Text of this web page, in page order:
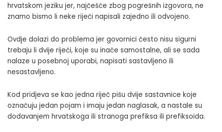
hrvatskom jeziku jer, najčešće zbog pogrešnih izgovora, ne
znamo bismo li neke riječi napisali zajedno ili odvojeno.
Ovdje dolazi do problema jer govornici često nisu sigurni
trebaju li dvije riječi, koje su inače samostalne, ali se sada
nalaze u posebnoj uporabi, napisati sastavljeno ili
nesastavljeno.
Kod pridjeva se kao jedna riječ pišu dvije sastavnice koje
označuju jedan pojam i imaju jedan naglasak, a nastale su
dodavanjem hrvatskoga ili stranoga prefiksa ili prefiksoida.